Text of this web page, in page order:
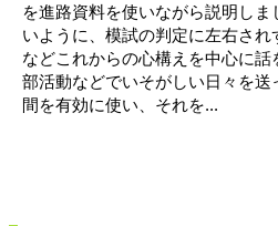
を進路資料を使いながら説明し
いように、模試の判定に左右され
などこれからの心構えを中心に
部活動などでいそがしい日々を
間を有効に使い、それを...